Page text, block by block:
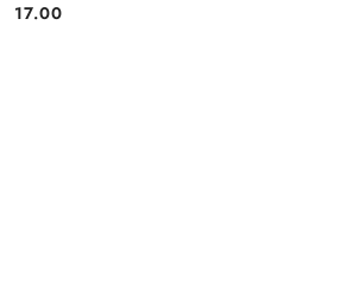
Cena:
17.00